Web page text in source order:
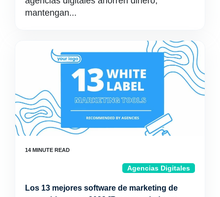
mantengan...
Agencias Digitales
Los 13 mejores software de marketing de